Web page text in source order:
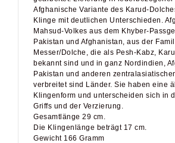
Afghanische Variante des Karud-
Klinge mit deutlichen Unterschieden.
Mahsud-Volkes aus dem Khyber-
Pakistan und Afghanistan, aus der
Messer/Dolche, die als Pesh-Kabz,
bekannt sind und in ganz Nordindien,
Pakistan und anderen
verbreitet sind Länder. Sie haben eine
Klingenform und unterscheiden sich in
Griffs und der Verzierung.
Gesamtlänge 29 cm.
Die Klingenlänge beträgt 17 cm.
Gewicht 166 Gramm